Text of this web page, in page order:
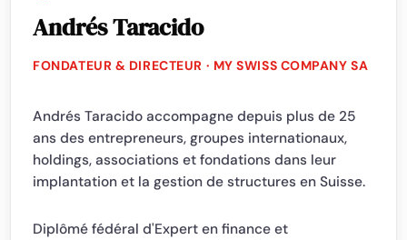
Andrés Taracido
FONDATEUR & DIRECTEUR · MY SWISS COMPANY SA
Andrés Taracido accompagne depuis plus de 25
ans des entrepreneurs, groupes internationaux,
holdings, associations et fondations dans leur
implantation et la gestion de structures en Suisse.
Diplômé fédéral d'Expert en finance et